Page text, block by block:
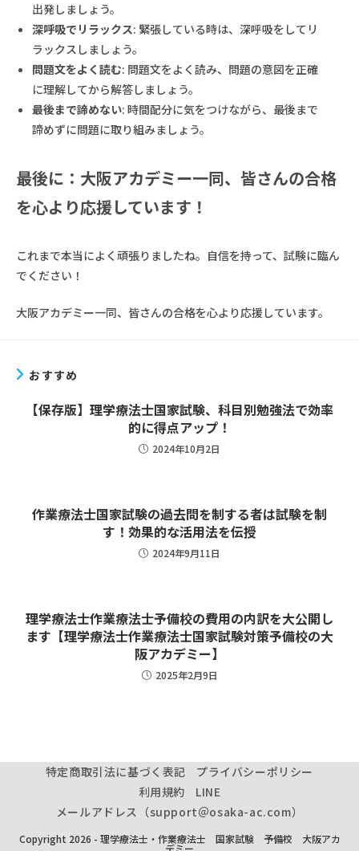
出発しましょう。
深呼吸でリラックス: 緊張している時は、深呼吸をしてリ
ラックスしましょう。
問題文をよく読む: 問題文をよく読み、問題の意図を正確
に理解してから解答しましょう。
最後まで諦めない: 時間配分に気をつけながら、最後まで
諦めずに問題に取り組みましょう。
最後に：大阪アカデミー一同、皆さんの合格
を心より応援しています！
これまで本当によく頑張りましたね。自信を持って、試験に臨ん
でください！
大阪アカデミー一同、皆さんの合格を心より応援しています。
おすすめ
【保存版】理学療法士国家試験、科目別勉強法で効率
的に得点アップ！
2024年10月2日
作業療法士国家試験の過去問を制する者は試験を制
す！効果的な活用法を伝授
2024年9月11日
理学療法士作業療法士予備校の費用の内訳を大公開し
ます【理学療法士作業療法士国家試験対策予備校の大
阪アカデミー】
2025年2月9日
特定商取引法に基づく表記
プライバシーポリシー
利用規約
LINE
メールアドレス（support＠osaka-ac.com）
Copyright 2026 - 理学療法士・作業療法士 国家試験 予備校 大阪アカ
デミー